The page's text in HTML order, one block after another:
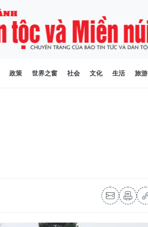
政策 世界之窗 社会 文化 生活 旅游